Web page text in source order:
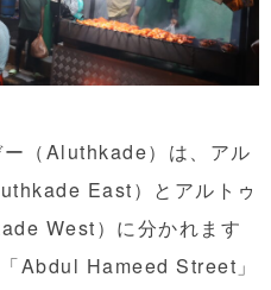
（Aluthkade）は、アル
East）とアルトゥ
West）に分かれます
Abdul Hameed Street」